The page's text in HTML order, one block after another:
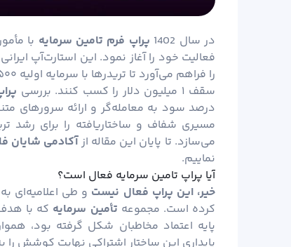
در سال 1402 پراپ فرم تامین سرمایه با
فعالیت خود را آغاز نمود. این استارت‌آپ
سقف ۱ میلیون دلار را کسب کنند. بررسی
درصد سود به معامله‌گر و ارائه سرورهای
مسیری شفاف و ساختاریافته را برای رشد
می‌سازد. تا پایان این مقاله ازآکادمی شایان
نماییم.
آیا پراپ تامین سرمایه فعال است؟
خیر، این پراپ فعال نیست و طی اعلامیه‌ای
کرده است. مجموعه تأمین سرمایه که با
پایه اعتماد مخاطبان شکل گرفته بود،
پایداری این ساختار اشتراکی نهایت کوشش را